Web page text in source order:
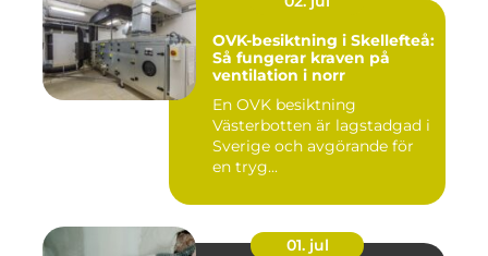
OVK-besiktning i Skellefteå:
Så fungerar kraven på
ventilation i norr
En OVK besiktning
Västerbotten är lagstadgad i
Sverige och avgörande för
en tryg...
01. jul